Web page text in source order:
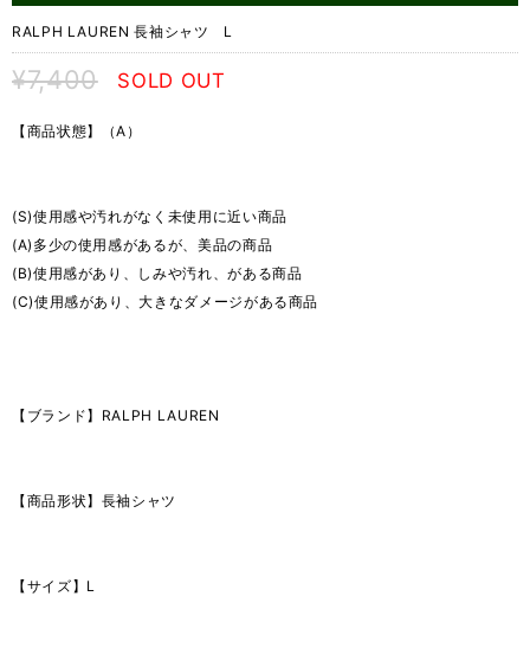
RALPH LAUREN 長袖シャツ L
¥7,400 SOLD OUT
【商品状態】（A）
(S)使用感や汚れがなく未使用に近い商品
(A)多少の使用感があるが、美品の商品
(B)使用感があり、しみや汚れ、がある商品
(C)使用感があり、大きなダメージがある商品
【ブランド】RALPH LAUREN
【商品形状】長袖シャツ
【サイズ】L